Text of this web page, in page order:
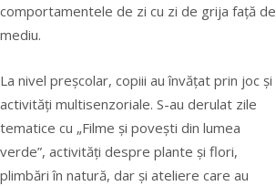
comportamentele de zi cu zi de grija față de
mediu.
La nivel preșcolar, copiii au învățat prin joc și
activități multisenzoriale. S-au derulat zile
tematice cu „Filme și povești din lumea
verde”, activități despre plante și flori,
plimbări în natură, dar și ateliere care au